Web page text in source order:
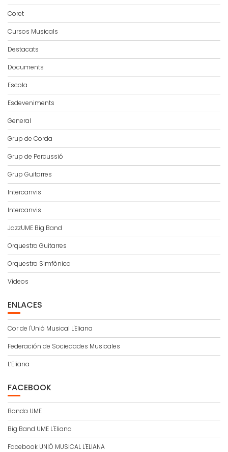
Coret
Cursos Musicals
Destacats
Documents
Escola
Esdeveniments
General
Grup de Corda
Grup de Percussió
Grup Guitarres
Intercanvis
Intercanvis
JazzUME Big Band
Orquestra Guitarres
Orquestra Simfònica
Vídeos
ENLACES
Cor de l'Unió Musical L'Eliana
Federación de Sociedades Musicales
L’Eliana
FACEBOOK
Banda UME
Big Band UME L'Eliana
Facebook UNIÓ MUSICAL L'ELIANA